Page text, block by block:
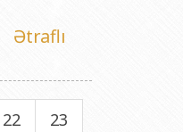
Ətraflı
22
23